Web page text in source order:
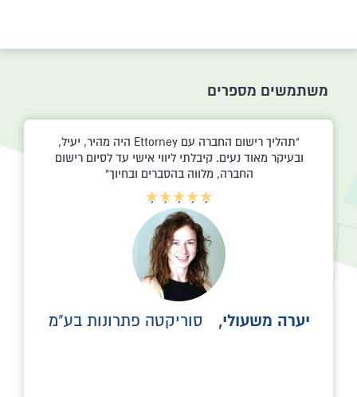
משתמשים מספרים
תהליך רישום החברה עם Ettorney היה מהיר, יעיל,
ובעיקר מאוד נעים. קיבלתי ליווי אישי עד לסיום רישום
החברה, מלווה בהסברים ובחיוך
יערה משעולי, סוריקטה פתרונות בע"מ